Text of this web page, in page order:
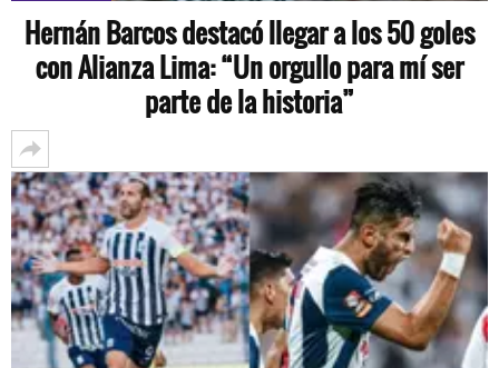
Hernán Barcos destacó llegar a los 50 goles
con Alianza Lima: “Un orgullo para mí ser
parte de la historia”